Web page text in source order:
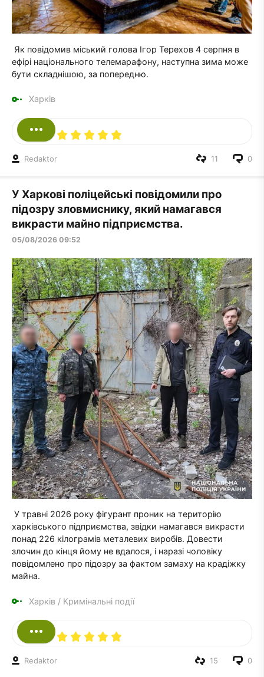
Як повідомив міський голова Ігор Терехов 4 серпня в
ефірі національного телемарафону, наступна зима може
бути складнішою, за попередню.
Харків
Redaktor 0
11
У Харкові поліцейські повідомили про
підозру зловмиснику, який намагався
викрасти майно підприємства.
05/08/2026 09:52
У травні 2026 року фігурант проник на територію
харківського підприємства, звідки намагався викрасти
понад 226 кілограмів металевих виробів. Довести
злочин до кінця йому не вдалося, і наразі чоловіку
повідомлено про підозру за фактом замаху на крадіжку
майна.
Харків / Кримінальні події
Redaktor 0
15